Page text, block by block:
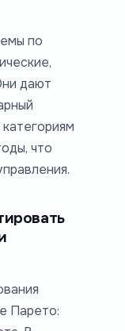
по
дают
что
Парето: